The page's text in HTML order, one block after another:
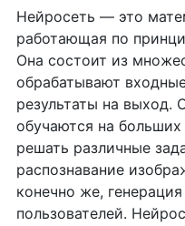
Нейросеть — это
работающая по
Она состоит из
обрабатывают
результаты на выход.
обучаются на
решать различные
распознавание
конечно же,
пользователей.